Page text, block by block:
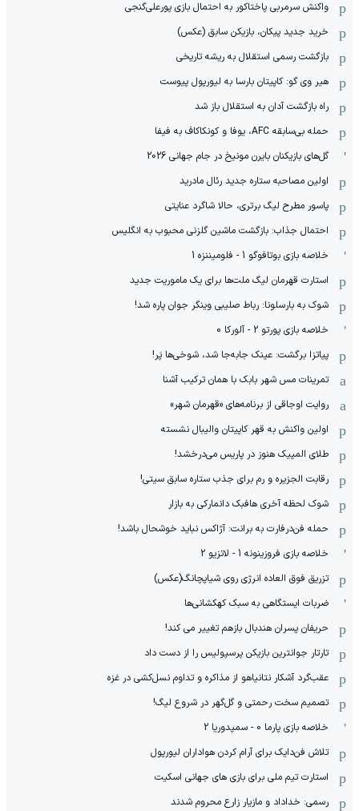
واکنش سرمربی پاختاکور به احتمال بازی پورعلی‌گنجی
خرید جدید پیکان، بازیکن سابق (عکس)
بازگشت رسمی استقلال به ریشه تاریخی
هیر وی گو: کاپیتان بارسا به لیورپول پیوست
راه بازگشت آدان به استقلال باز شد
حمله بی‌سابقه AFC، یوفا و کونکاکاف به فیفا
گل‌های بازیکنان بایرن مونیخ در جام جهانی 2026
‫اولین مصاحبه ستاره جدید رئال مادرید
پاسور مطرح لیگ برتری، حالا شاگرد عنایتی
احتمال جذاب: بازگشت ماشین گلزنی محبوب به انگلیس
خلاصه بازی بوتافوگو 1 - فلومیننزه 1
استارت قهرمان لیگ ملت‌ها برای یک ماموریت جدید
‫شوک به بارسلونا: رباط صلیبی وینگر جوان پاره شد!
خلاصه بازی پورتو 2 - آلورکا 0
پیاتزا برگشت: عینک جابه‌جا شد، شوخی‌ها پَر!
تمرینات مس شهر بابک با همان ترکیب آشنا
روایت اوجاقی از برنامه‌های «قهرمان شهر»
اولین واکنش به قهر کاپیتان والیبال نشسته
طلای المپیک هنوز در پاریس می‌درخشد!
رقابت الجزیره و رم برای جذب ستاره سابق سیتی!
شوک لحظه آخری هافبک دانمارکی به بازار
حمله فن‌درفارت به برانت: آژاکس نباید خوشحال باشد!
خلاصه بازی فروزینونه 1 - لاتزیو 2
تزریق فوق العاده انرژی روی شیاپچانگ(عکس)
ضربات ایستگاهی به سبک کهکشانی‌ها
حریفان پسران هندبال بازهم تغییر می کند!
تارتار جوانترین بازیکن پرسپولیس را از دست داد
عقب‌گرد آشکار نتانیاهو از مذاکره و تداوم نسل‌کشی در غزه
تصمیم سخت رحمتی و گل‌گهر در شروع لیگ!
خلاصه بازی پارما 0 - سمپدوریا 2
تلاش فن‌دایک برای آرام کردن هواداران لیورپول
استارت تیم ملی برای بازی های جهانی اسکیت
رسمی: خداداد و مازیار زارع محروم شدند